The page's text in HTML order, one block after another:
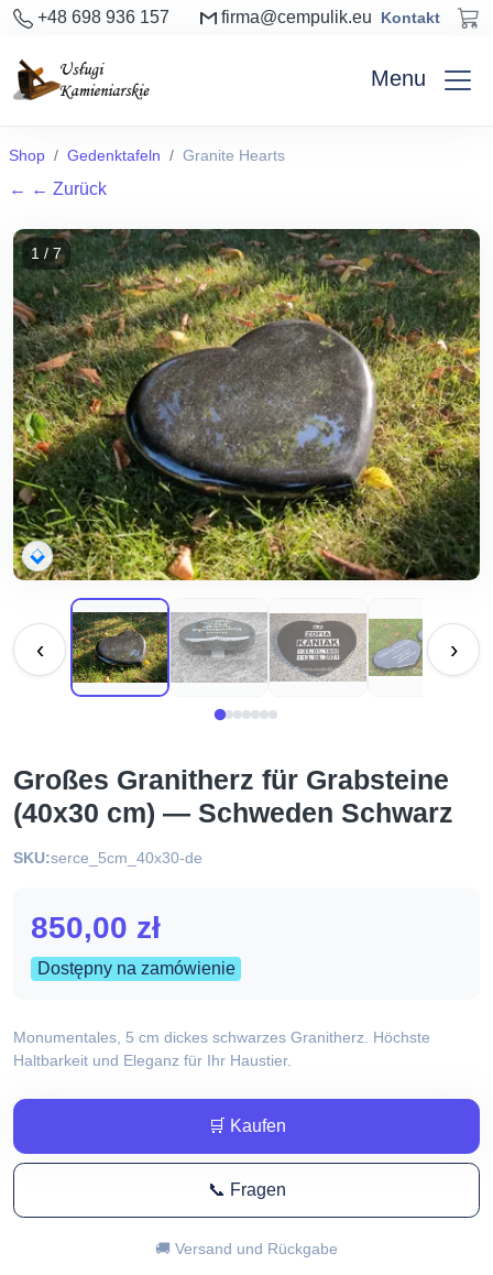
+48 698 936 157 firma@cempulik.eu Kontakt
Menu
Shop Gedenktafeln Granite Hearts
← ← Zurück
1 / 7
‹ ›
Großes Granitherz für Grabsteine
(40x30 cm) — Schweden Schwarz
SKU:serce_5cm_40x30-de
850,00 zł
Dostępny na zamówienie
Monumentales, 5 cm dickes schwarzes Granitherz. Höchste
Haltbarkeit und Eleganz für Ihr Haustier.
🛒 Kaufen
📞 Fragen
🚚 Versand und Rückgabe